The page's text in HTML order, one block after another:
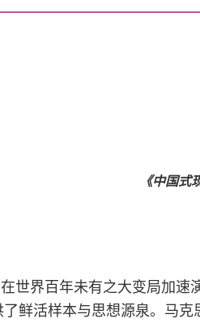
《中国
在世界百年未有之大变局加速
了鲜活样本与思想源泉。马